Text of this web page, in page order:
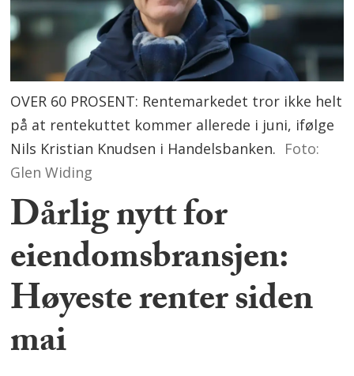
OVER 60 PROSENT: Rentemarkedet tror ikke helt
på at rentekuttet kommer allerede i juni, ifølge
Nils Kristian Knudsen i Handelsbanken. Foto:
Glen Widing
Dårlig nytt for
eiendomsbransjen:
Høyeste renter siden
mai